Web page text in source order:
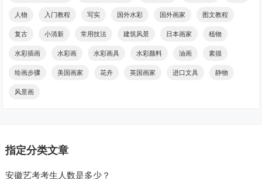
人物 入门教程 写实 国外水彩 国外画家 图文教程
复古 小清新 常用技法 建筑风景 日本画家 植物
水彩插画 水彩画 水彩画具 水彩颜料 油画 素描
绘画步骤 美国画家 花卉 英国画家 进口文具 静物
风景画
指定分类文章
安徽艺考考生人数是多少？